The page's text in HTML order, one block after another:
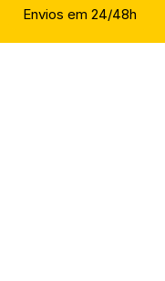
Envios em 24/48h